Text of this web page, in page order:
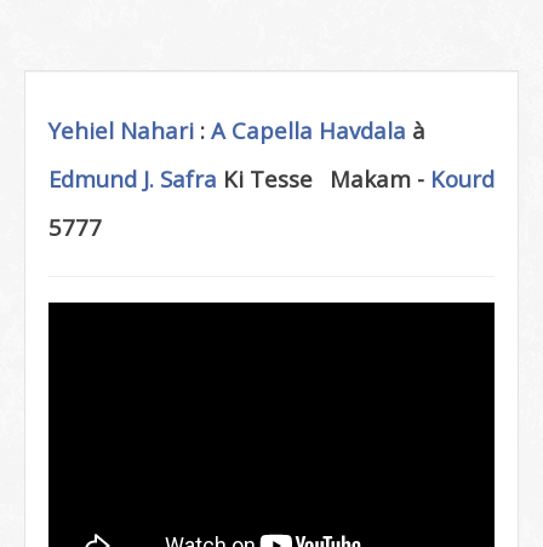
Yehiel Nahari : A Capella Havdala
Makam - Kourd
à
Edmund J. Safra Ki Tesse
5777